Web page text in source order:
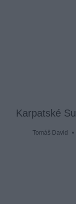
Karpatské
Tomáš David